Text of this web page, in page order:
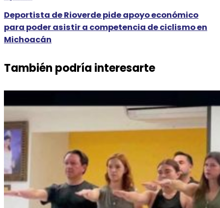
Deportista de Rioverde pide apoyo económico
para poder asistir a competencia de ciclismo en
Michoacán
También podría interesarte